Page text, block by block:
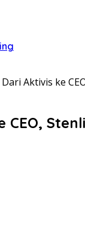
Dari Aktivis ke
CEO,